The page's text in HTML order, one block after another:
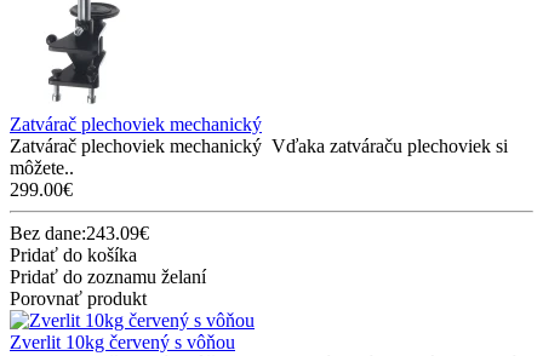
Zatvárač plechoviek mechanický
Zatvárač plechoviek mechanický Vďaka zatváraču plechoviek si
môžete..
299.00€
Bez dane:243.09€
Pridať do košíka
Pridať do zoznamu želaní
Porovnať produkt
Zverlit 10kg červený s vôňou